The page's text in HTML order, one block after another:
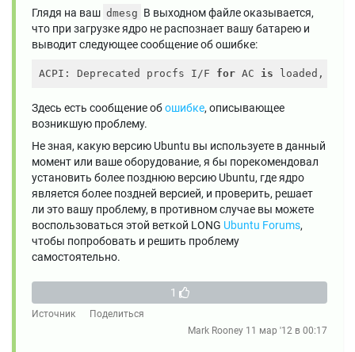
Глядя на ваш dmesg В выходном файле оказывается,
что при загрузке ядро ​​не распознает вашу батарею и
выводит следующее сообщение об ошибке:
ACPI: Deprecated procfs I/F for AC is loaded,
Здесь есть сообщение обошибке, описывающее
возникшую проблему.
Не зная, какую версию Ubuntu вы используете в данный
момент или ваше оборудование, я бы порекомендовал
установить более позднюю версию Ubuntu, где ядро ​​
является более поздней версией, и проверить, решает
ли это вашу проблему, в противном случае вы можете
воспользоваться этой веткой LONG Ubuntu Forums,
чтобы попробовать и решить проблему
самостоятельно.
1
Источник
Поделиться
Mark Rooney 11 мар '12 в 00:17